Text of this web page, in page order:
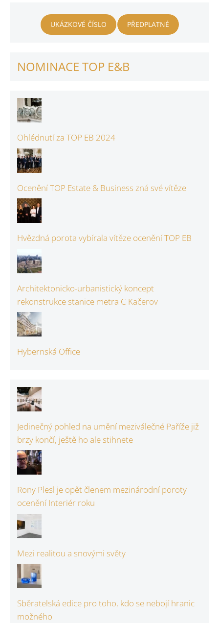
UKÁZKOVÉ ČÍSLO PŘEDPLATNÉ
NOMINACE TOP E&B
Ohlédnutí za TOP EB 2024
Ocenění TOP Estate & Business zná své vítěze
Hvězdná porota vybírala vítěze ocenění TOP EB
Architektonicko-urbanistický koncept
rekonstrukce stanice metra C Kačerov
Hybernská Office
Jedinečný pohled na umění meziválečné Paříže již
brzy končí, ještě ho ale stihnete
Rony Plesl je opět členem mezinárodní poroty
ocenění Interiér roku
Mezi realitou a snovými světy
Sběratelská edice pro toho, kdo se nebojí hranic
možného